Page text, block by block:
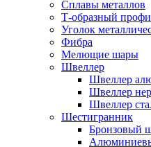
Сплавы металлов
Т-образный
Уголок
Фибра
Мелющие шары
Швеллер
Швеллер
Швеллер
Швеллер
Шестигранник
Бронзовый